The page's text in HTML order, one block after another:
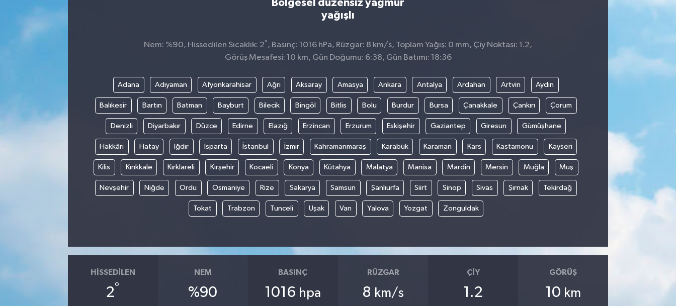
Bölgesel düzensiz yağmur
yağışlı
Nem: %90, Hissedilen Sıcaklık: 2° , Basınç: 1016 hPa, Rüzgar: 8 km/s, Toplam Yağış: 0 mm, Çiy Noktası: 1.2,
Görüş Mesafesi: 10 km, Gün Doğumu: 6:38, Gün Batımı: 18:36
Adana Adıyaman Afyonkarahisar Ağrı Aksaray Amasya Ankara Antalya Ardahan Artvin Aydın
Balıkesir Bartın Batman Bayburt Bilecik Bingöl Bitlis Bolu Burdur Bursa Çanakkale Çankırı Çorum
Denizli Diyarbakır Düzce Edirne Elazığ Erzincan Erzurum Eskişehir Gaziantep Giresun Gümüşhane
Hakkâri Hatay Iğdır Isparta İstanbul İzmir Kahramanmaraş Karabük Karaman Kars Kastamonu Kayseri
Kilis Kırıkkale Kırklareli Kırşehir Kocaeli Konya Kütahya Malatya Manisa Mardin Mersin Muğla Muş
Nevşehir Niğde Ordu Osmaniye Rize Sakarya Samsun Şanlıurfa Siirt Sinop Sivas Şırnak Tekirdağ
Tokat Trabzon Tunceli Uşak Van Yalova Yozgat Zonguldak
HISSEDILEN
2°
NEM
%90
BASINÇ
1016 hpa
RÜZGAR
8 km/s
ÇIY
1.2
GÖRÜŞ
10 km